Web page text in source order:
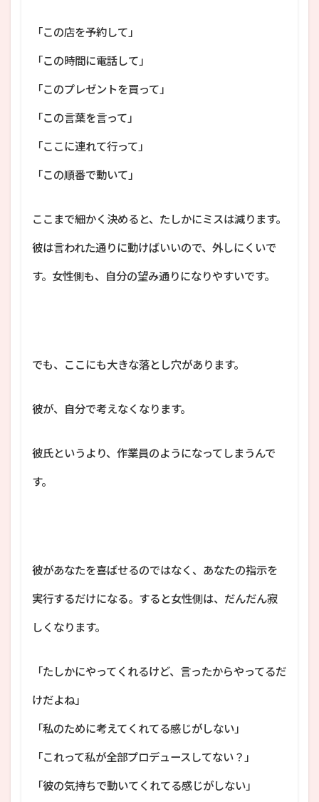
「この店を予約して」
「この時間に電話して」
「このプレゼントを買って」
「この言葉を言って」
「ここに連れて行って」
「この順番で動いて」
ここまで細かく決めると、たしかにミスは減ります。
彼は言われた通りに動けばいいので、外しにくいで
す。女性側も、自分の望み通りになりやすいです。
でも、ここにも大きな落とし穴があります。
彼が、自分で考えなくなります。
彼氏というより、作業員のようになってしまうんで
す。
彼があなたを喜ばせるのではなく、あなたの指示を
実行するだけになる。すると女性側は、だんだん寂
しくなります。
「たしかにやってくれるけど、言ったからやってるだ
けだよね」
「私のために考えてくれてる感じがしない」
「これって私が全部プロデュースしてない？」
「彼の気持ちで動いてくれてる感じがしない」